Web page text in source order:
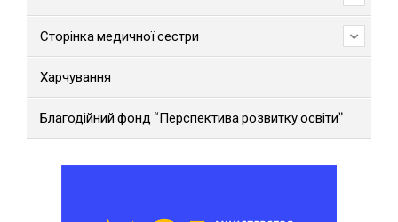
Сторінка медичної сестри
Харчування
Благодійний фонд “Перспектива розвитку освіти”